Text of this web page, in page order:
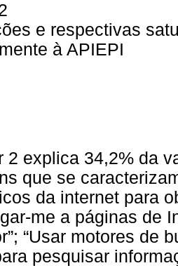
e respectivas
à APIEPI
2 explica 34,2% da
que se
da internet para
me a páginas de
“Usar motores de
pesquisar